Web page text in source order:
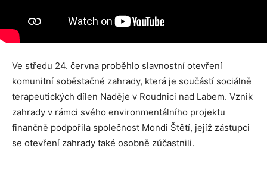
Ve středu 24. června proběhlo slavnostní otevření
komunitní soběstačné zahrady, která je součástí sociálně
terapeutických dílen Naděje v Roudnici nad Labem. Vznik
zahrady v rámci svého environmentálního projektu
finančně podpořila společnost Mondi Štětí, jejíž zástupci
se otevření zahrady také osobně zúčastnili.